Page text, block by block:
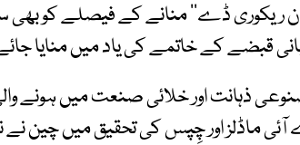
کو ’’تائیوان ریکوری ڈے‘‘ منانے کے فیصلے کو
قبضے کے خاتمے کی یاد میں منایا
ذہانت اور خلائی صنعت میں ہونے
ماڈلز اور چِپس کی تحقیق میں چین نے